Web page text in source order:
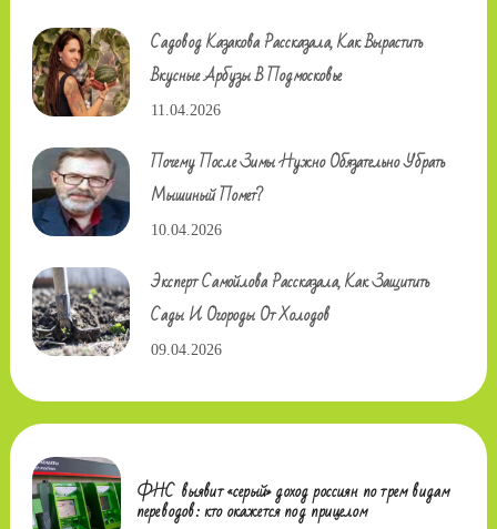
Садовод Казакова Рассказала, Как Вырастить
Вкусные Арбузы В Подмосковье
11.04.2026
Почему После Зимы Нужно Обязательно Убрать
Мышиный Помет?
10.04.2026
Эксперт Самойлова Рассказала, Как Защитить
Сады И Огороды От Холодов
09.04.2026
ФНС выявит «серый» доход россиян по трем видам
переводов: кто окажется под прицелом